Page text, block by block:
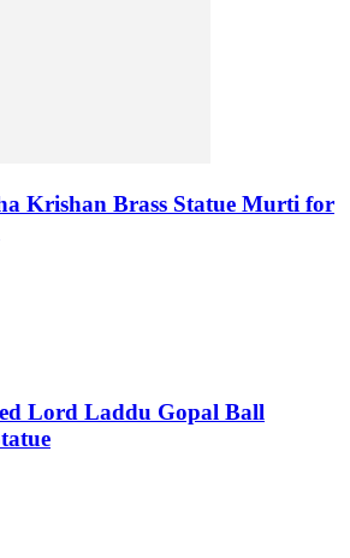
Krishan Brass Statue Murti for
Lord Laddu Gopal Ball